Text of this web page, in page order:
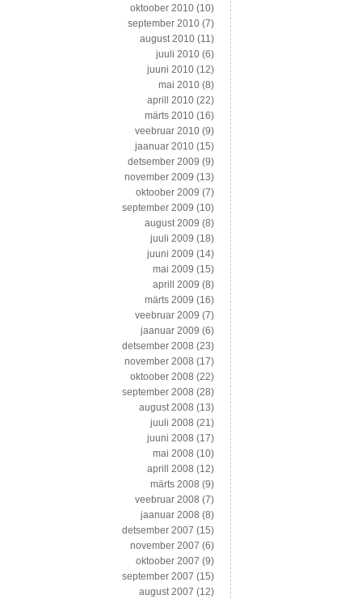
oktoober 2010 (10)
september 2010 (7)
august 2010 (11)
juuli 2010 (6)
juuni 2010 (12)
mai 2010 (8)
aprill 2010 (22)
märts 2010 (16)
veebruar 2010 (9)
jaanuar 2010 (15)
detsember 2009 (9)
november 2009 (13)
oktoober 2009 (7)
september 2009 (10)
august 2009 (8)
juuli 2009 (18)
juuni 2009 (14)
mai 2009 (15)
aprill 2009 (8)
märts 2009 (16)
veebruar 2009 (7)
jaanuar 2009 (6)
detsember 2008 (23)
november 2008 (17)
oktoober 2008 (22)
september 2008 (28)
august 2008 (13)
juuli 2008 (21)
juuni 2008 (17)
mai 2008 (10)
aprill 2008 (12)
märts 2008 (9)
veebruar 2008 (7)
jaanuar 2008 (8)
detsember 2007 (15)
november 2007 (6)
oktoober 2007 (9)
september 2007 (15)
august 2007 (12)